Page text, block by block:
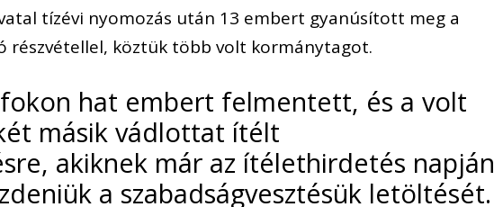
tízévi nyomozás után 13 embert gyanúsított meg a
részvétellel, köztük több volt kormánytagot.
hat embert felmentett, és a volt
másik vádlottat ítélt
akiknek már az ítélethirdetés napján
a szabadságvesztésük letöltését.